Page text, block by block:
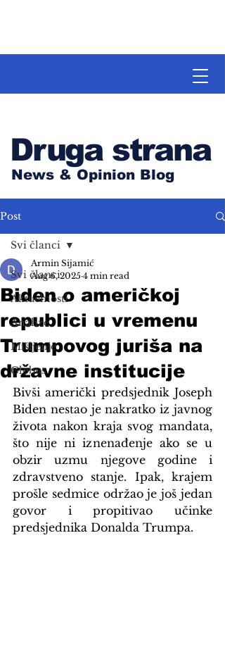
Druga strana
News & Opinion Blog
Post
Svi članci
Aktuelnosti
Analize
Mišljenje
Globus
Svi članci
Biden o američkoj
republici u vremenu
Trumpovog juriša na
državne institucije
Armin Sijamić
Aug 6, 2025 4 min read
Bivši američki predsjednik Joseph
Biden nestao je nakratko iz javnog
života nakon kraja svog mandata,
što nije ni iznenađenje ako se u
obzir uzmu njegove godine i
zdravstveno stanje. Ipak, krajem
prošle sedmice održao je još jedan
govor i propitivao učinke
predsjednika Donalda Trumpa.